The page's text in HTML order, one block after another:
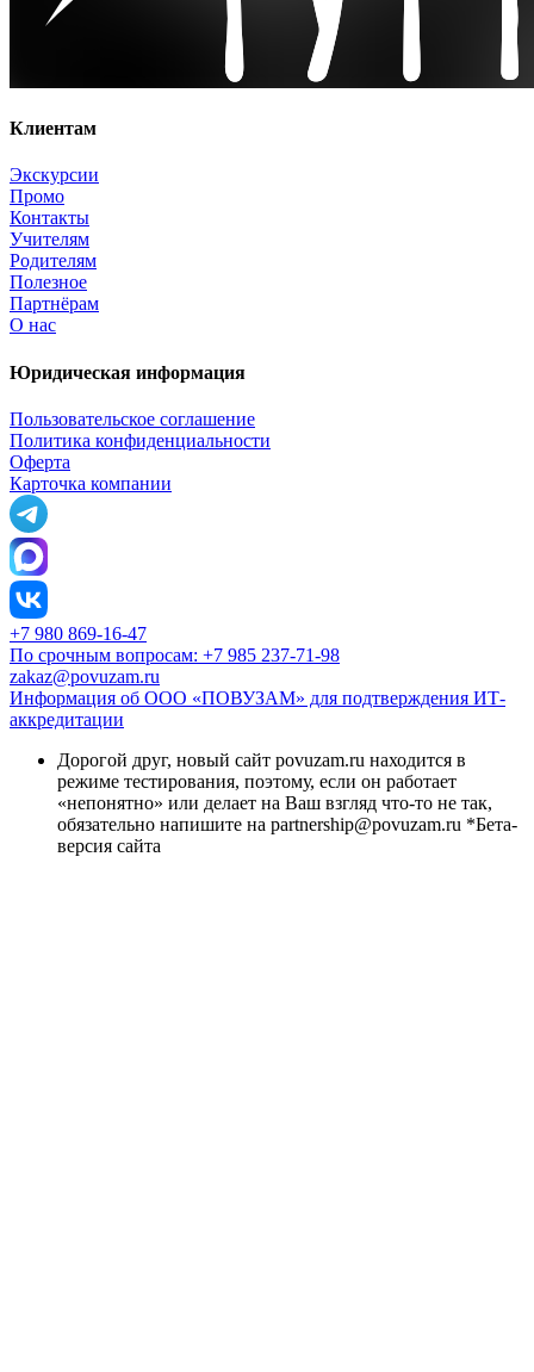
Клиентам
Экскурсии
Промо
Контакты
Учителям
Родителям
Полезное
Партнёрам
О нас
Юридическая информация
Пользовательское соглашение
Политика конфиденциальности
Оферта
Карточка компании
+7 980 869-16-47
По срочным вопросам: +7 985 237-71-98
zakaz@povuzam.ru
Информация об ООО «ПОВУЗАМ» для подтверждения ИТ-
аккредитации
Дорогой друг, новый сайт povuzam.ru находится в
режиме тестирования, поэтому, если он работает
«непонятно» или делает на Ваш взгляд что-то не так,
обязательно напишите на partnership@povuzam.ru *Бета-
версия сайта